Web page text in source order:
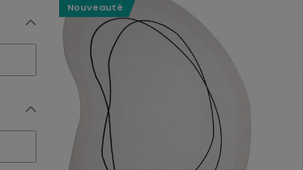
Nouveauté